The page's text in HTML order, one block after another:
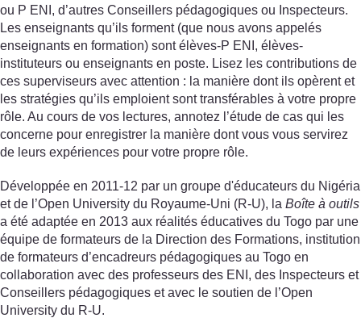
ou P ENI, d’autres Conseillers pédagogiques ou Inspecteurs.
Les enseignants qu’ils forment (que nous avons appelés
enseignants en formation) sont élèves-P ENI, élèves-
instituteurs ou enseignants en poste. Lisez les contributions de
ces superviseurs avec attention : la manière dont ils opèrent et
les stratégies qu’ils emploient sont transférables à votre propre
rôle. Au cours de vos lectures, annotez l’étude de cas qui les
concerne pour enregistrer la manière dont vous vous servirez
de leurs expériences pour votre propre rôle.
Développée en 2011-12 par un groupe d'éducateurs du Nigéria
et de l’Open University du Royaume-Uni (R-U), la Boîte à outils
a été adaptée en 2013 aux réalités éducatives du Togo par une
équipe de formateurs de la Direction des Formations, institution
de formateurs d’encadreurs pédagogiques au Togo en
collaboration avec des professeurs des ENI, des Inspecteurs et
Conseillers pédagogiques et avec le soutien de l’Open
University du R-U.